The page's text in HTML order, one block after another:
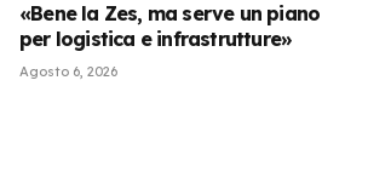
«Bene la Zes, ma serve un piano
per logistica e infrastrutture»
Agosto 6, 2026